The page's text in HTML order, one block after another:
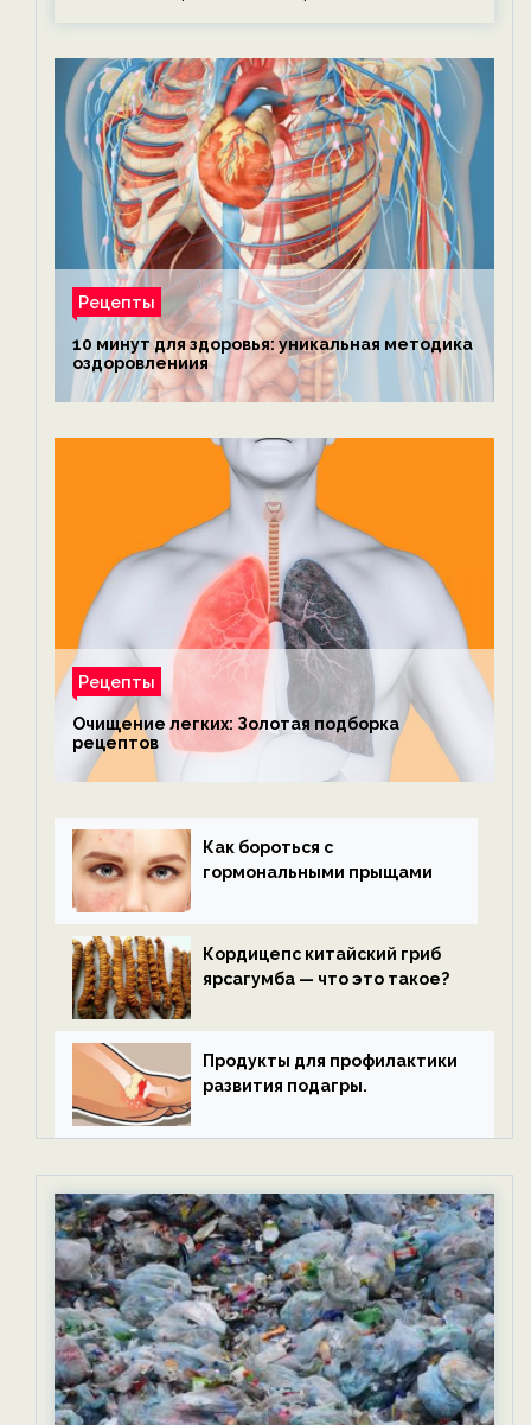
Рецепты
10 минут для здоровья: уникальная методика
оздоровлениия
Рецепты
Очищение легких: Золотая подборка
рецептов
Как бороться с
гормональными прыщами
Кордицепс китайский гриб
ярсагумба — что это такое?
Продукты для профилактики
развития подагры.